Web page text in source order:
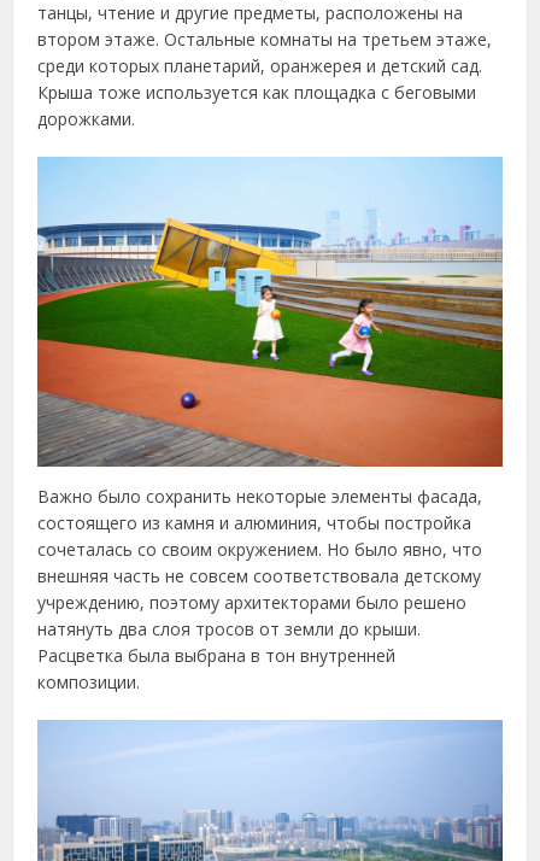
танцы, чтение и другие предметы, расположены на
втором этаже. Остальные комнаты на третьем этаже,
среди которых планетарий, оранжерея и детский сад.
Крыша тоже используется как площадка с беговыми
дорожками.
Важно было сохранить некоторые элементы фасада,
состоящего из камня и алюминия, чтобы постройка
сочеталась со своим окружением. Но было явно, что
внешняя часть не совсем соответствовала детскому
учреждению, поэтому архитекторами было решено
натянуть два слоя тросов от земли до крыши.
Расцветка была выбрана в тон внутренней
композиции.